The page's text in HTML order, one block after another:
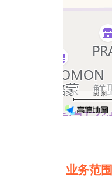
50 米
业务范围